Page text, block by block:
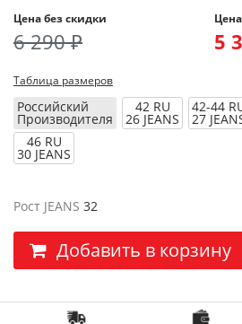
Цена без скидки
6 290 ₽ 5
Таблица размеров
Российский
Производителя
42 RU
26 JEANS
42-44
27
46 RU
30 JEANS
Рост JEANS 32
Добавить в корзину